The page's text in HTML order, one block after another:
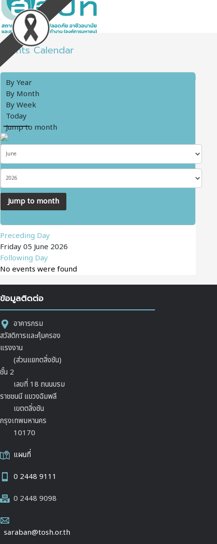
Events Calendar
By Year
By Month
By Week
Today
Jump to month
Jump to month
Preceding Day
Friday 05 June 2026
Following Day
No events were found
ข้อมูลติดต่อ
อาคารกรม
สวัสดิการและคุ้มครอง
แรงงาน
(ส่วนแยกตลิ่งชัน)
ชั้น 2
เลขที่ 18 ถนนบรม
ราชชนนี แขวงฉิมพลี
เขตตลิ่งชัน
กรุงเทพมหานคร
10170
แผนที่
0 2448 9111
0 2448 9098
saraban@tosh.or.th